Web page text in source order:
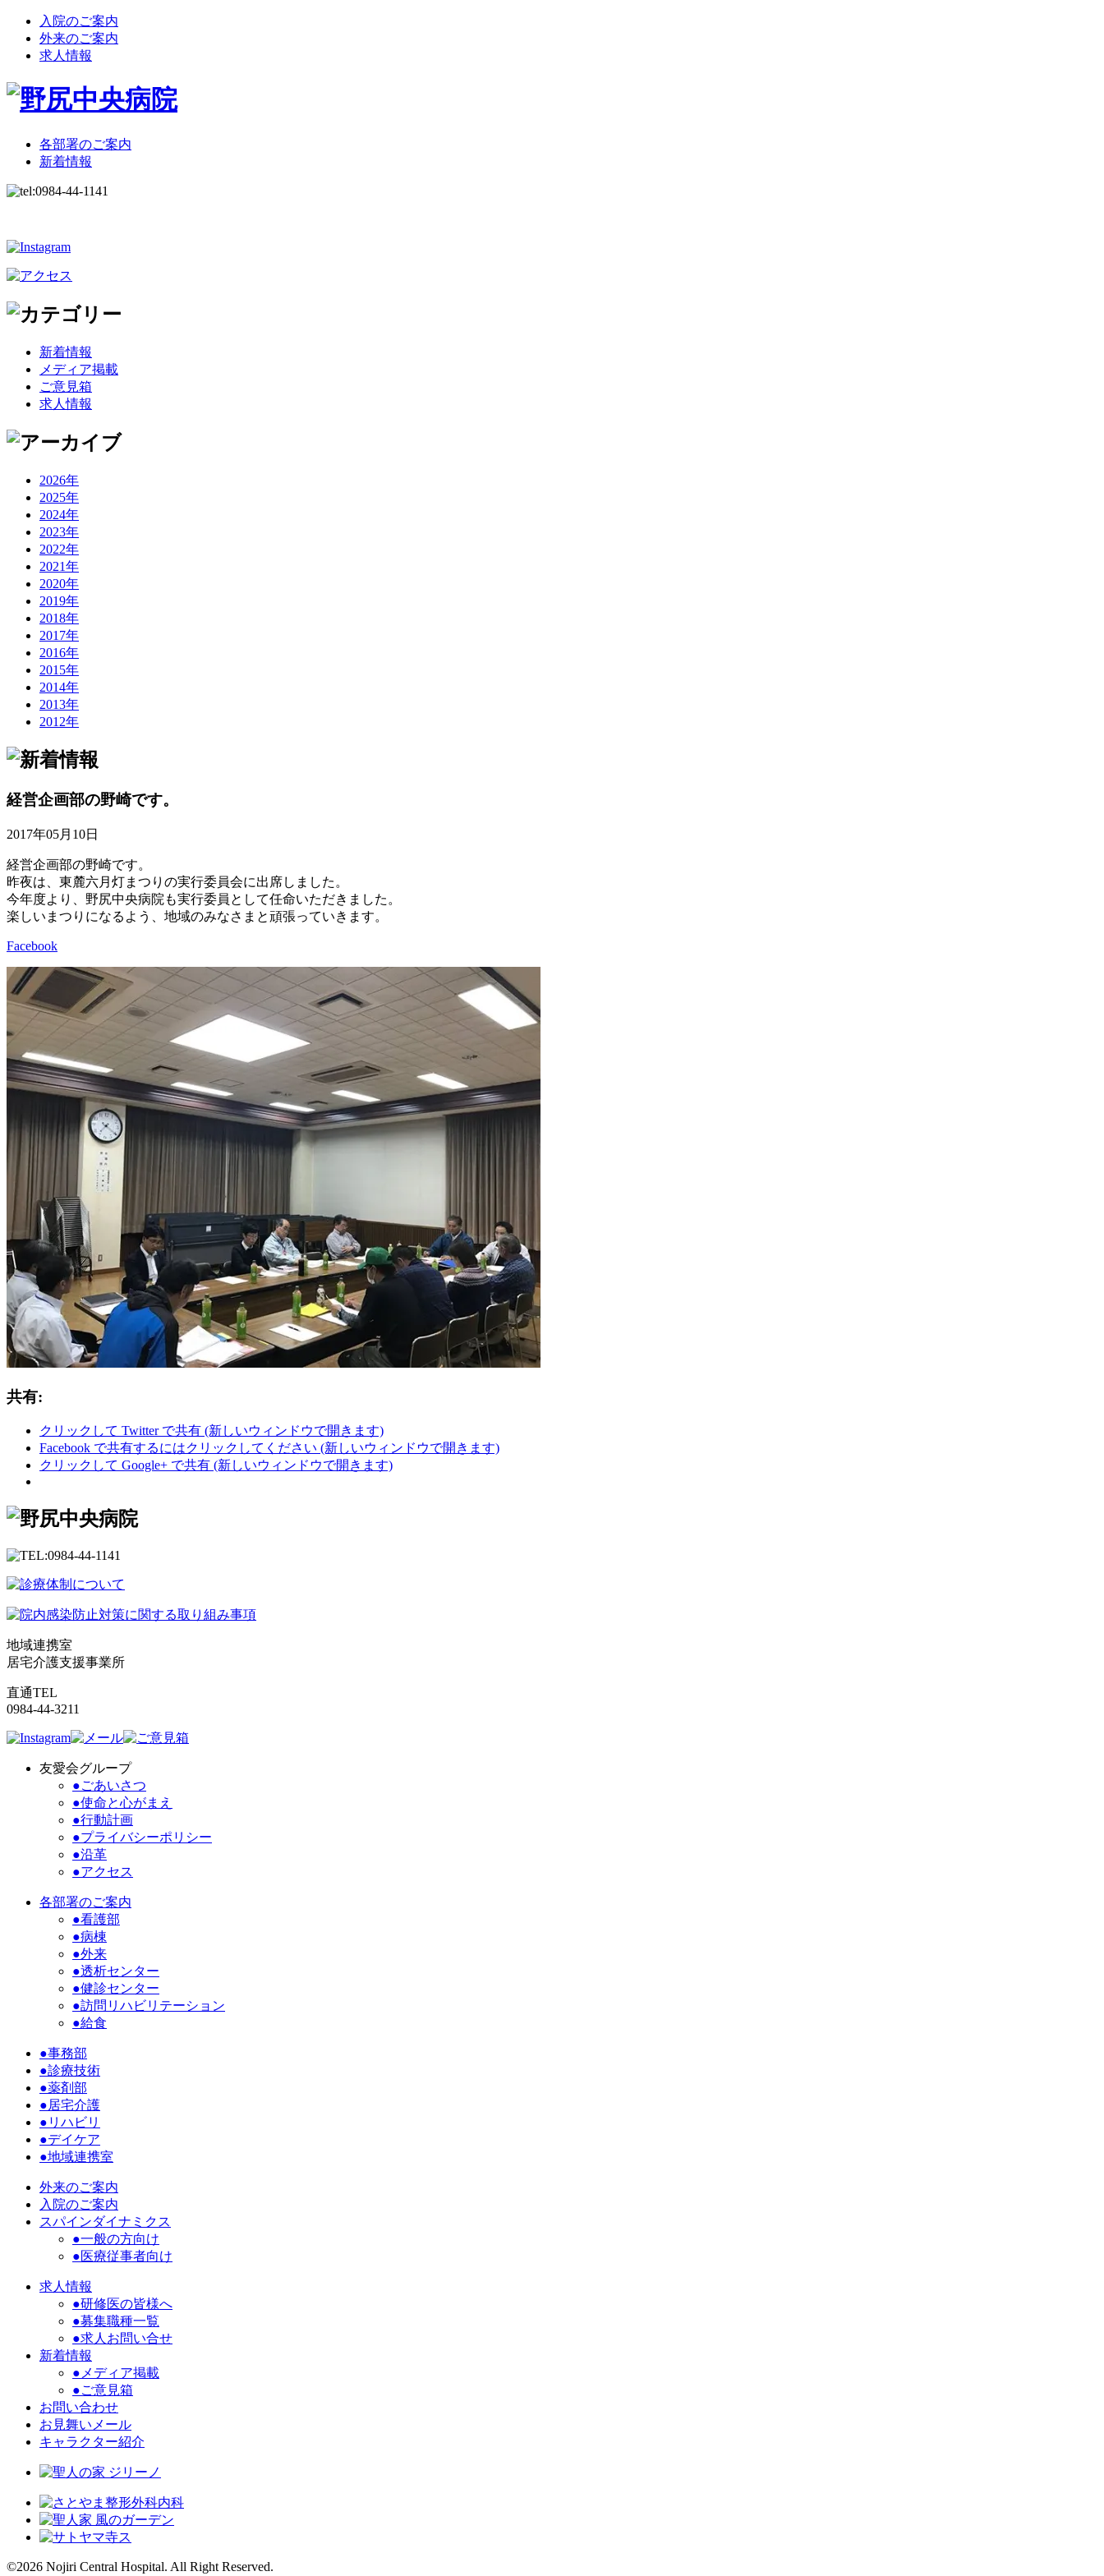
入院のご案内
外来のご案内
求人情報
各部署のご案内
新着情報
新着情報
メディア掲載
ご意見箱
求人情報
2026年
2025年
2024年
2023年
2022年
2021年
2020年
2019年
2018年
2017年
2016年
2015年
2014年
2013年
2012年
経営企画部の野崎です。
2017年05月10日
経営企画部の野崎です。
昨夜は、東麓六月灯まつりの実行委員会に出席しました。
今年度より、野尻中央病院も実行委員として任命いただきました。
楽しいまつりになるよう、地域のみなさまと頑張っていきます。
Facebook
共有:
クリックして Twitter で共有 (新しいウィンドウで開きます)
Facebook で共有するにはクリックしてください (新しいウィンドウで開きます)
クリックして Google+ で共有 (新しいウィンドウで開きます)
地域連携室
居宅介護支援事業所
直通TEL
0984-44-3211
友愛会グループ
●ごあいさつ
●使命と心がまえ
●行動計画
●プライバシーポリシー
●沿革
●アクセス
各部署のご案内
●看護部
●病棟
●外来
●透析センター
●健診センター
●訪問リハビリテーション
●給食
●事務部
●診療技術
●薬剤部
●居宅介護
●リハビリ
●デイケア
●地域連携室
外来のご案内
入院のご案内
スパインダイナミクス
●一般の方向け
●医療従事者向け
求人情報
●研修医の皆様へ
●募集職種一覧
●求人お問い合せ
新着情報
●メディア掲載
●ご意見箱
お問い合わせ
お見舞いメール
キャラクター紹介
©2026 Nojiri Central Hospital. All Right Reserved.